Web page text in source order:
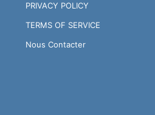
PRIVACY POLICY
TERMS OF SERVICE
Nous Contacter